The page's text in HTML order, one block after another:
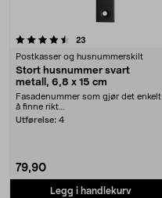
23
Postkasser og husnummerskilt
Stort husnummer svart
metall, 6,8 x 15 cm
Fasadenummer som gjør det enkelt
å finne rikt....
Utførelse: 4
79,90
Legg i handlekurv
4.5 av 5 stjerner